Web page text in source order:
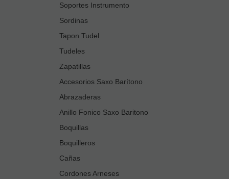
Soportes Instrumento
Sordinas
Tapon Tudel
Tudeles
Zapatillas
Accesorios Saxo Barítono
Abrazaderas
Anillo Fonico Saxo Baritono
Boquillas
Boquilleros
Cañas
Cordones Arneses